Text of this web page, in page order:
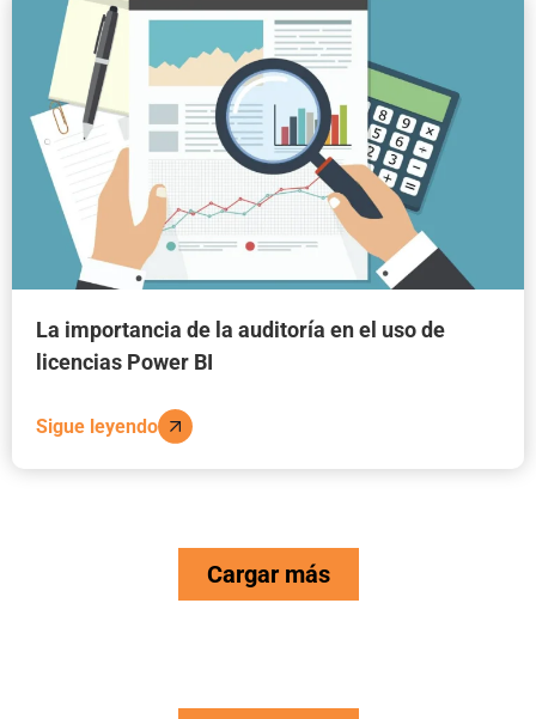
La importancia de la auditoría en el uso de
licencias Power BI
Sigue leyendo
Cargar más